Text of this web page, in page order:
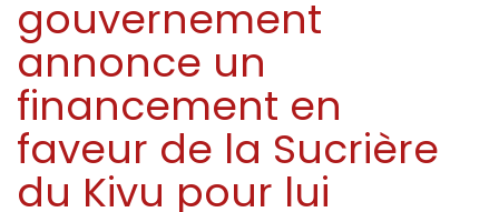
gouvernement
annonce un
financement en
faveur de la Sucrière
du Kivu pour lui